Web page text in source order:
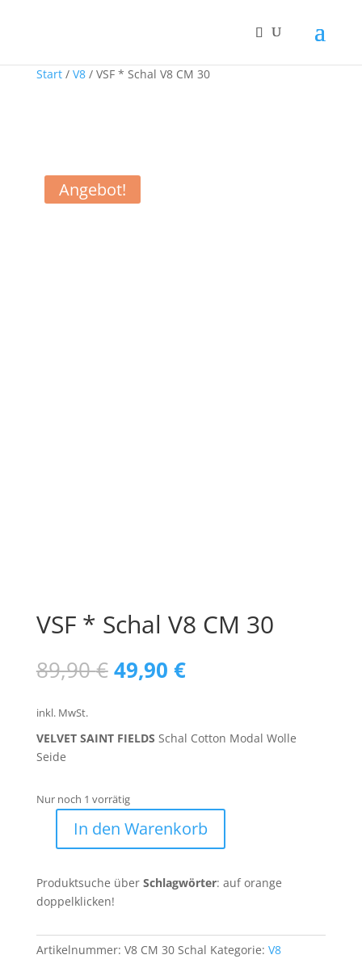
Start/ V8/ VSF * Schal V8 CM 30
Angebot!
VSF * Schal V8 CM 30
89,90€ Ursprünglicher
Preis
49,90 €Aktueller
Preis
inkl. MwSt.
VELVET SAINT FIELDS Schal Cotton Modal Wolle
Seide
Nur noch 1 vorrätig
Schal
V8
CM
Menge
In den Warenkorb
Produktsuche über Schlagwörter: auf orange
doppelklicken!
Artikelnummer: V8 CM 30 Schal Kategorie: V8